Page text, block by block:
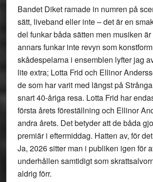
Bandet Diket ramade in numren på
sätt, liveband eller inte – det är en
del funkar båda sätten men musiken
annars funkar inte revyn som
skådespelarna i ensemblen lyfter jag
lite extra; Lotta Frid och Ellinor
de som har varit med längst på
snart 40-åriga resa. Lotta Frid har
första årets föreställning och Ellinor
andra årets. Det betyder att de båda
premiär i eftermiddag. Hatten av, för
Ja, 2026 sitter man i publiken igen för
underhållen samtidigt som
aldrig förr.